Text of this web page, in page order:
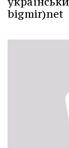
bigmir)net